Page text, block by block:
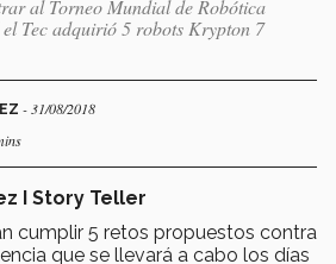
al Torneo Mundial de Robótica
Tec adquirió 5 robots Krypton 7
- 31/08/2018
I Story Teller
cumplir 5 retos propuestos contra
que se llevará a cabo los días